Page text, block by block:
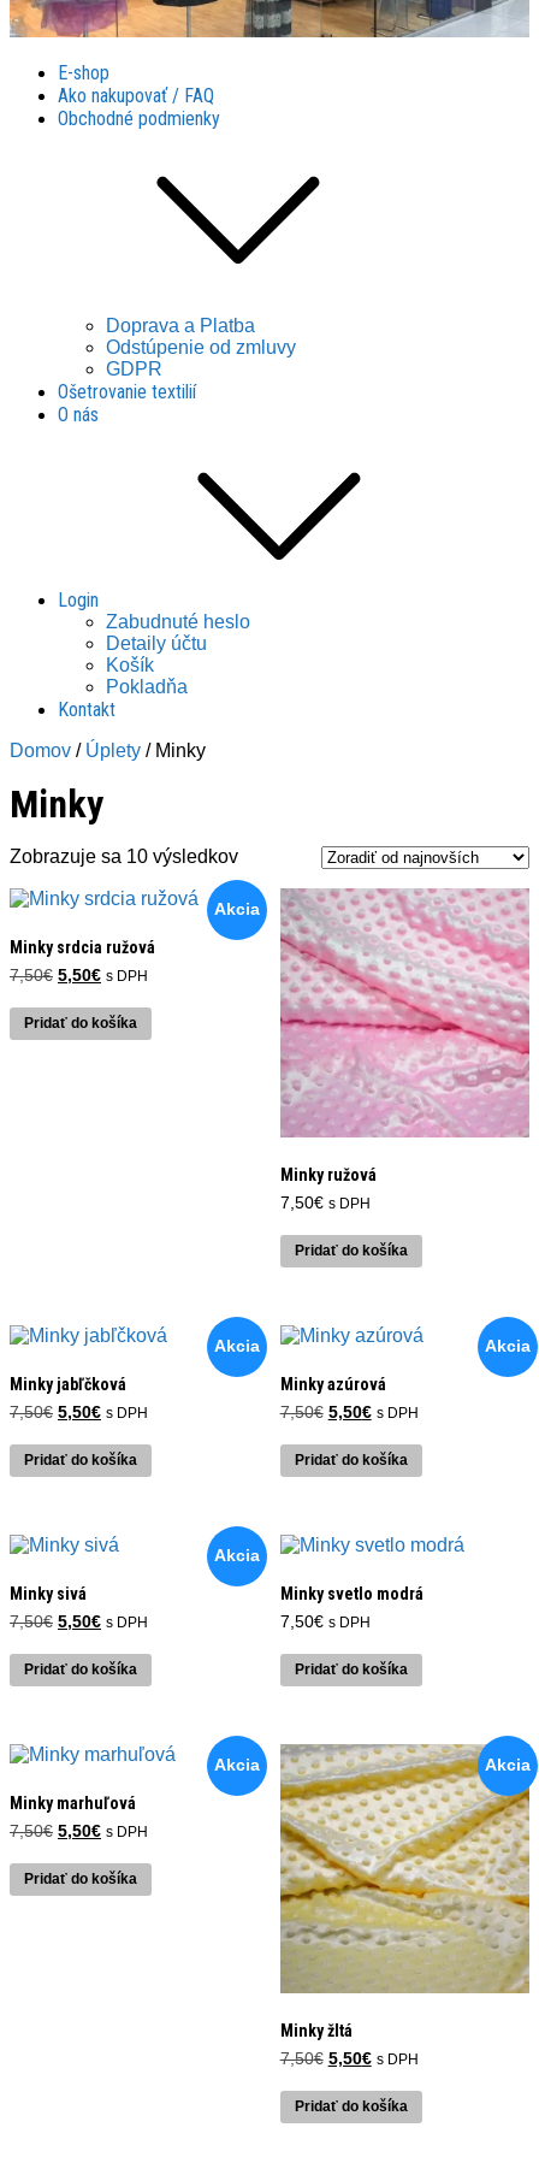
Látky Husár
Látky Husár
E-shop
Ako nakupovať / FAQ
Obchodné podmienky
Doprava a Platba
Odstúpenie od zmluvy
GDPR
Ošetrovanie textilií
O nás
Login
Zabudnuté heslo
Detaily účtu
Košík
Pokladňa
Kontakt
Domov / Úplety / Minky
Minky
Zobrazuje sa 10 výsledkovZoradené
podľa
najnovších
Akcia
Minky srdcia ružová
7,50€ Pôvodná
bola:
7,50€.
5,50€Aktuálna
je:
5,50€.
s DPH
Pridať do košíka
Minky ružová
7,50€ s DPH
Pridať do košíka
Akcia
Minky jabľčková
7,50€ Pôvodná
bola:
7,50€.
5,50€Aktuálna
je:
5,50€.
s DPH
Pridať do košíka
Akcia
Minky azúrová
7,50€ Pôvodná
bola:
7,50€.
5,50€Aktuálna
je:
5,50€.
s DPH
Pridať do košíka
Akcia
Minky sivá
7,50€ Pôvodná
bola:
7,50€.
5,50€Aktuálna
je:
5,50€.
s DPH
Pridať do košíka
Minky svetlo modrá
7,50€ s DPH
Pridať do košíka
Akcia
Minky marhuľová
7,50€ Pôvodná
bola:
7,50€.
5,50€Aktuálna
je:
5,50€.
s DPH
Pridať do košíka
Akcia
Minky žltá
7,50€ Pôvodná
bola:
7,50€.
5,50€Aktuálna
je:
5,50€.
s DPH
Pridať do košíka